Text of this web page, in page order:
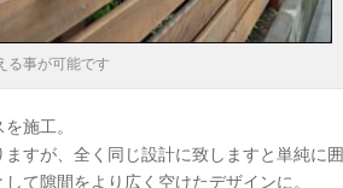
る事が可能です
施工。
すが、全く同じ設計に致しますと単純に囲
て隙間をより広く空けたデザインに。